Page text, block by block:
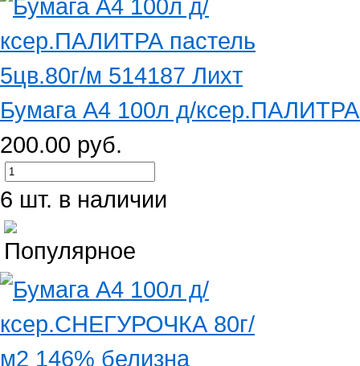
Бумага А4 100л д/
200.00 руб.
6 шт. в наличии